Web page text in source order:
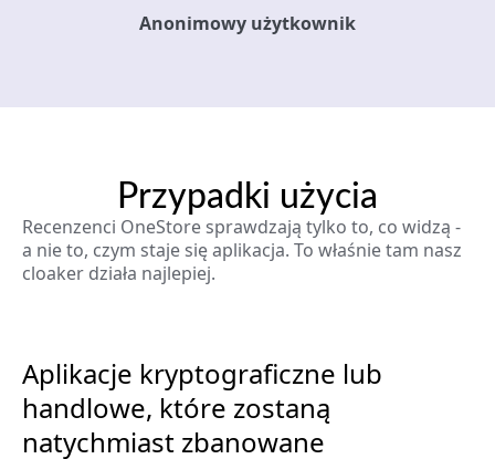
Anonimowy użytkownik
Przypadki użycia
Recenzenci OneStore sprawdzają tylko to, co widzą -
a nie to, czym staje się aplikacja. To właśnie tam nasz
cloaker działa najlepiej.
Aplikacje kryptograficzne lub
handlowe, które zostaną
natychmiast zbanowane